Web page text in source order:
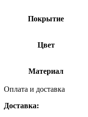
Покрытие
Цвет
Материал
Оплата и доставка
Доставка: